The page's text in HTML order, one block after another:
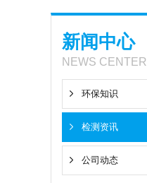
新闻中心
NEWS CENTER
环保知识
检测资讯
公司动态